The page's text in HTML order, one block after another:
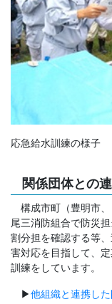
応急給水訓練の様子
関係団体との
構成市町（豊明市、
尾三消防組合で防災
割分担を確認する等
害対応を目指して、
訓練をしています。
▶他組織と連携し